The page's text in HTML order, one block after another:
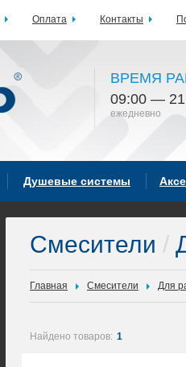
ВРЕМЯ
09:00 —
ежедневно
Душевые системы
Смесители /
Главная Смесители Для
Найдено товаров: 1
Оплата Контакты